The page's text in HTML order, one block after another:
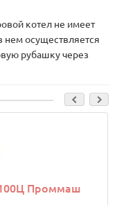
котел не имеет
нем осуществляется
рубашку через
Проммаш